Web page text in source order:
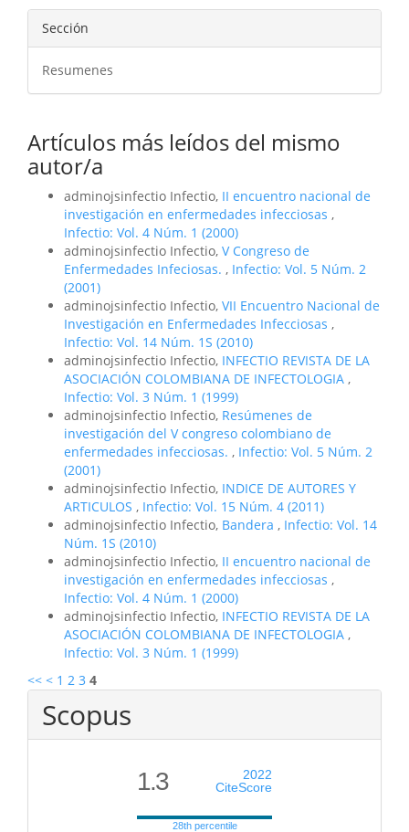
Sección
Resumenes
Artículos más leídos del mismo
autor/a
adminojsinfectio Infectio, II encuentro nacional de
investigación en enfermedades infecciosas ,
Infectio: Vol. 4 Núm. 1 (2000)
adminojsinfectio Infectio, V Congreso de
Enfermedades Infeciosas. , Infectio: Vol. 5 Núm. 2
(2001)
adminojsinfectio Infectio, VII Encuentro Nacional de
Investigación en Enfermedades Infecciosas ,
Infectio: Vol. 14 Núm. 1S (2010)
adminojsinfectio Infectio, INFECTIO REVISTA DE LA
ASOCIACIÓN COLOMBIANA DE INFECTOLOGIA ,
Infectio: Vol. 3 Núm. 1 (1999)
adminojsinfectio Infectio, Resúmenes de
investigación del V congreso colombiano de
enfermedades infecciosas. , Infectio: Vol. 5 Núm. 2
(2001)
adminojsinfectio Infectio, INDICE DE AUTORES Y
ARTICULOS , Infectio: Vol. 15 Núm. 4 (2011)
adminojsinfectio Infectio, Bandera , Infectio: Vol. 14
Núm. 1S (2010)
adminojsinfectio Infectio, II encuentro nacional de
investigación en enfermedades infecciosas ,
Infectio: Vol. 4 Núm. 1 (2000)
adminojsinfectio Infectio, INFECTIO REVISTA DE LA
ASOCIACIÓN COLOMBIANA DE INFECTOLOGIA ,
Infectio: Vol. 3 Núm. 1 (1999)
<< < 1 2 3 4
Scopus
1.3
2022
CiteScore
28th percentile